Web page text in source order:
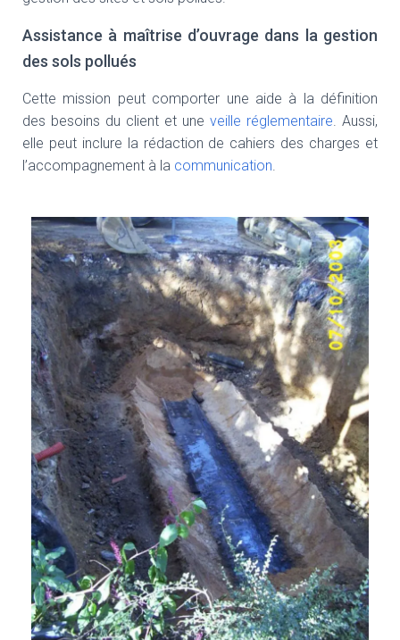
O
Assistance à maîtrise d’ouvrage dans la gestion
des sols pollués
Cette mission peut comporter une aide à la définition
des besoins du client et une veille réglementaire. Aussi,
elle peut inclure la rédaction de cahiers des charges et
l’accompagnement à la communication.